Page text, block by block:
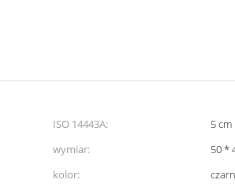
ISO 14443A:
5 cm
wymiar:
50 *
kolor: